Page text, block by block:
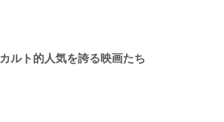
カルト的人気を誇る映画たち